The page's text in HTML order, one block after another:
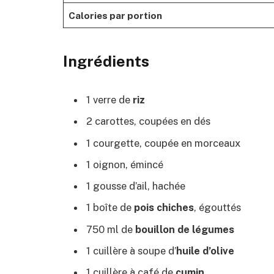
Calories par portion
Ingrédients
1 verre de riz
2 carottes, coupées en dés
1 courgette, coupée en morceaux
1 oignon, émincé
1 gousse d’ail, hachée
1 boîte de pois chiches, égouttés
750 ml de bouillon de légumes
1 cuillère à soupe d’huile d’olive